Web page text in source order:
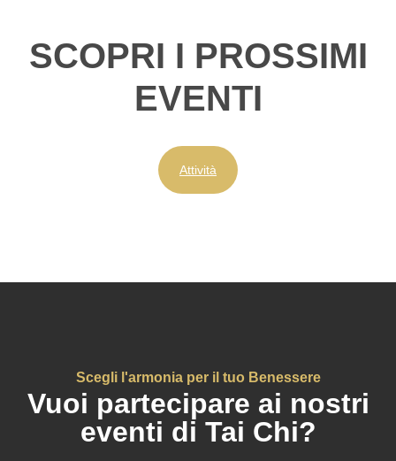
SCOPRI I PROSSIMI
EVENTI
Attività
Scegli l'armonia per il tuo Benessere
Vuoi partecipare ai nostri
eventi di Tai Chi?